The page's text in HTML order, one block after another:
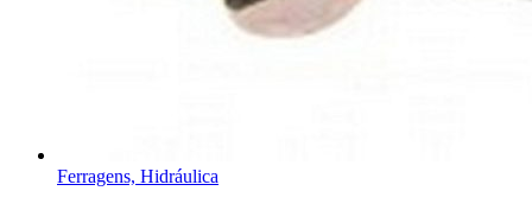
Ferragens, Hidráulica